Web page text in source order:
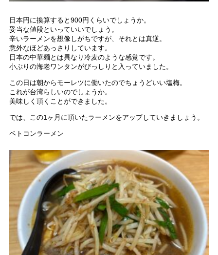
日本円に換算すると900円くらいでしょうか。
妥当な値段といっていいでしょう。
辛いラーメンを想像しがちですが、それとは真逆。
意外なほどあっさりしています。
日本の中華麺とは異なり冷麦のような感覚です。
小ぶりの海老ワンタンがびっしりと入っていました。
この日は朝からモーレツに働いたのでちょうどいい塩梅。
これが台湾らしいのでしょうか。
美味しく頂くことができました。
では、この1ヶ月に頂いたラーメンをアップしていきましょう。
ベトコンラーメン